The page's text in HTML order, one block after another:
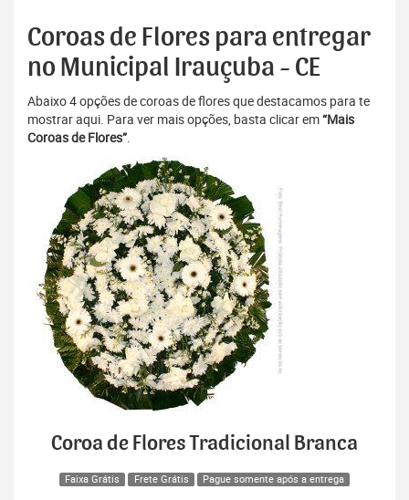
Coroas de Flores para entregar
no Municipal Irauçuba - CE
Abaixo 4 opções de coroas de flores que destacamos para te
mostrar aqui. Para ver mais opções, basta clicar em“Mais
Coroas de Flores”.
Coroa de Flores Tradicional Branca
Faixa Grátis Frete Grátis Pague somente após a entrega